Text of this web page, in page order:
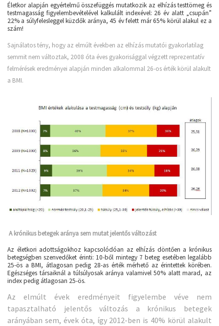
Életkor alapján egyértelmű összefüggés mutatkozik az elhízás testtömeg és
testmagasság figyelembevételével kalkulált indexével: 26 év alatt „csupán”
22% a súlyfelesleggel küzdők aránya, 45 év felett már 65% körül alakul ez a
szám!
Sajnálatos tény, hogy az elmúlt években az elhízás mutatói gyakorlatilag
semmit nem változtak, 2008 óta éves gyakorisággal végzett reprezentatív
felmérések eredményei alapján minden alkalommal 26-os érték körül alakult
a BMI.
Akrónikus betegek aránya sem mutat jelentős változást
Az életkori adottságokhoz kapcsolódóan az elhízás döntően a krónikus
betegségben szenvedőket érinti: 10-ből mintegy 7 beteg esetében legalább
25-ös a BMI, átlagosan pedig 28-as érték mérhető az érintettek körében.
Egészséges társaiknál a túlsúlyosak aránya valamivel 50% alatt marad, az
index pedig átlagosan 25-ös.
Az elmúlt évek eredményeit figyelembe véve nem
tapasztalható jelentős változás a krónikus betegek
arányában sem, évek óta, így 2012-ben is 40% körül alakult